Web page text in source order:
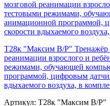
Т28к "Максим В/Р" Тренажёр
реанимации взрослого и
режимами, обучающей
программой, цифровым
вдыхаемого воздуха, в
Артикул: Т28к "Максим В/Р"